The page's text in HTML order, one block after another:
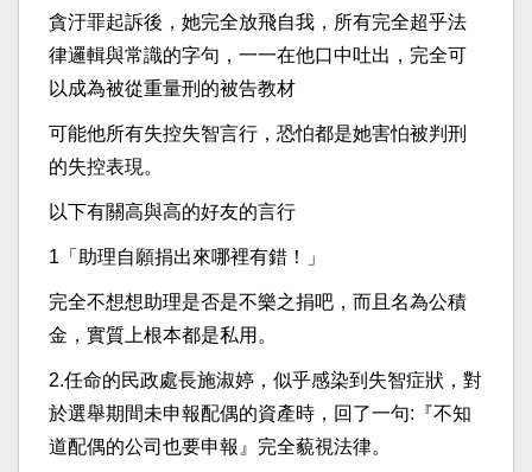
貪汙罪起訴後，她完全放飛自我，所有完全超乎法
律邏輯與常識的字句，一一在他口中吐出，完全可
以成為被從重量刑的被告教材
可能他所有失控失智言行，恐怕都是她害怕被判刑
的失控表現。
以下有關高與高的好友的言行
1「助理自願捐出來哪裡有錯！」
完全不想想助理是否是不樂之捐吧，而且名為公積
金，實質上根本都是私用。
2.任命的民政處長施淑婷，似乎感染到失智症狀，對
於選舉期間未申報配偶的資產時，回了一句:『不知
道配偶的公司也要申報』完全藐視法律。